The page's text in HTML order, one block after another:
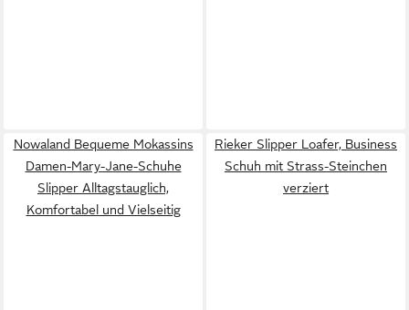
Nowaland Bequeme Mokassins
Damen-Mary-Jane-Schuhe
Slipper Alltagstauglich,
Komfortabel und Vielseitig
Rieker Slipper Loafer, Business
Schuh mit Strass-Steinchen
verziert